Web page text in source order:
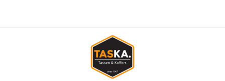
besteld, is vandaag verzonden!